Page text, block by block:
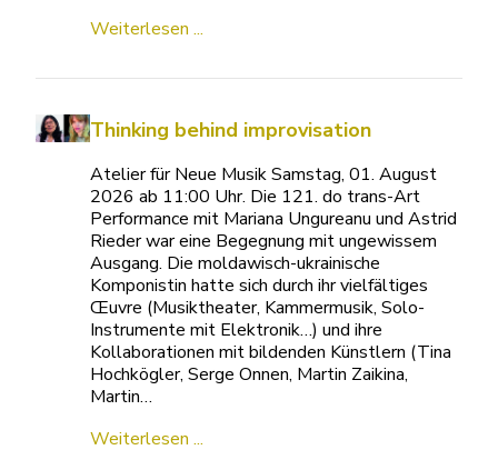
Weiterlesen ...
Thinking behind improvisation
Atelier für Neue Musik Samstag, 01. August
2026 ab 11:00 Uhr. Die 121. do trans-Art
Performance mit Mariana Ungureanu und Astrid
Rieder war eine Begegnung mit ungewissem
Ausgang. Die moldawisch-ukrainische
Komponistin hatte sich durch ihr vielfältiges
Œuvre (Musiktheater, Kammermusik, Solo-
Instrumente mit Elektronik…) und ihre
Kollaborationen mit bildenden Künstlern (Tina
Hochkögler, Serge Onnen, Martin Zaikina,
Martin…
Weiterlesen ...